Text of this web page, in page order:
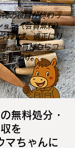
の役目が終わっ
ン（会員無料）
れば、適正にリ
。会員様ならコ
能です。
無料処分・
を
マちゃんに